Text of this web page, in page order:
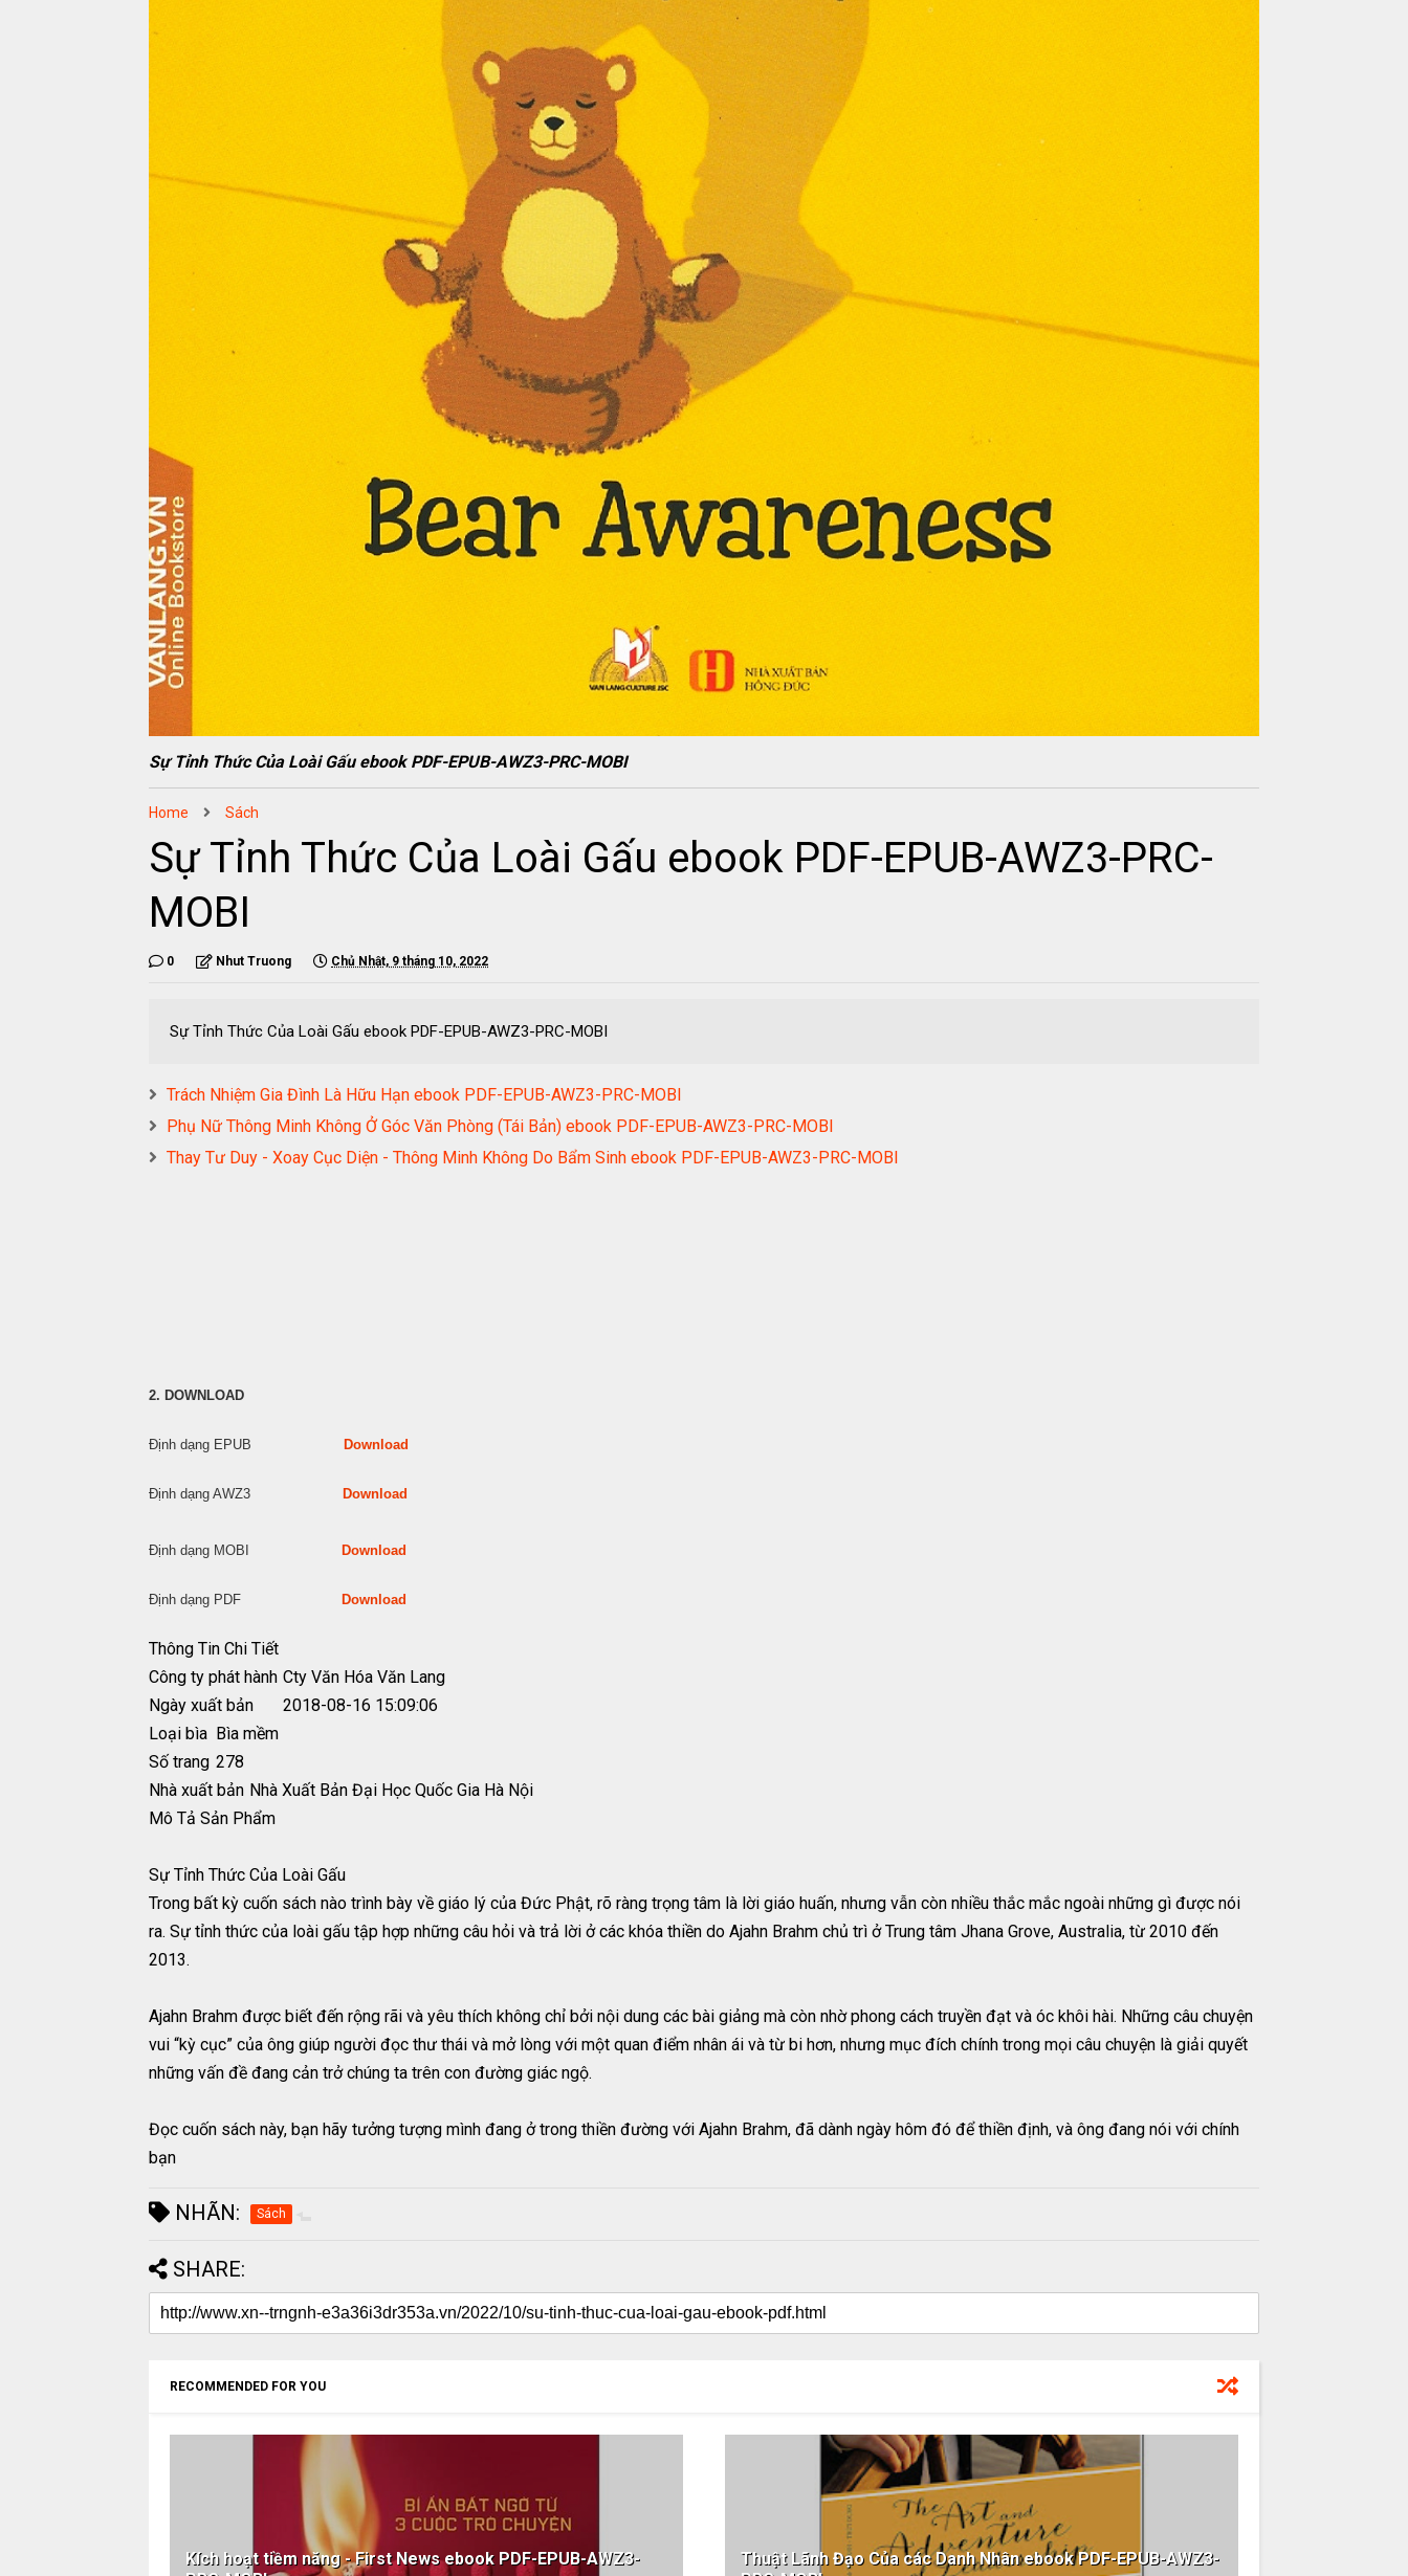
Sự Tỉnh Thức Của Loài Gấu ebook PDF-EPUB-AWZ3-PRC-MOBI
Home Sách
Sự Tỉnh Thức Của Loài Gấu ebook PDF-EPUB-AWZ3-PRC-
MOBI
0 Nhut Truong Chủ Nhật, 9 tháng 10, 2022
Sự Tỉnh Thức Của Loài Gấu ebook PDF-EPUB-AWZ3-PRC-MOBI
Trách Nhiệm Gia Đình Là Hữu Hạn ebook PDF-EPUB-AWZ3-PRC-MOBI
Phụ Nữ Thông Minh Không Ở Góc Văn Phòng (Tái Bản) ebook PDF-EPUB-AWZ3-PRC-MOBI
Thay Tư Duy - Xoay Cục Diện - Thông Minh Không Do Bẩm Sinh ebook PDF-EPUB-AWZ3-PRC-MOBI
2. DOWNLOAD
Định dạng EPUB Download
Định dạng AWZ3 Download
Định dạng MOBI Download
Định dạng PDF Download
Thông Tin Chi Tiết
Công ty phát hành Cty Văn Hóa Văn Lang
Ngày xuất bản
2018-08-16 15:09:06
Loại bìa Bìa mềm
Số trang 278
Nhà xuất bản Nhà Xuất Bản Đại Học Quốc Gia Hà Nội
Mô Tả Sản Phẩm
Sự Tỉnh Thức Của Loài Gấu
Trong bất kỳ cuốn sách nào trình bày về giáo lý của Đức Phật, rõ ràng trọng tâm là lời giáo huấn, nhưng vẫn còn nhiều thắc mắc ngoài những gì được nói
ra. Sự tỉnh thức của loài gấu tập hợp những câu hỏi và trả lời ở các khóa thiền do Ajahn Brahm chủ trì ở Trung tâm Jhana Grove, Australia, từ 2010 đến
2013.
Ajahn Brahm được biết đến rộng rãi và yêu thích không chỉ bởi nội dung các bài giảng mà còn nhờ phong cách truyền đạt và óc khôi hài. Những câu chuyện
vui “kỳ cục” của ông giúp người đọc thư thái và mở lòng với một quan điểm nhân ái và từ bi hơn, nhưng mục đích chính trong mọi câu chuyện là giải quyết
những vấn đề đang cản trở chúng ta trên con đường giác ngộ.
Đọc cuốn sách này, bạn hãy tưởng tượng mình đang ở trong thiền đường với Ajahn Brahm, đã dành ngày hôm đó để thiền định, và ông đang nói với chính
bạn
NHÃN: Sách
SHARE:
RECOMMENDED FOR YOU
Kích hoạt tiềm năng - First News ebook PDF-EPUB-AWZ3-
Thuật Lãnh Đạo Của các Danh Nhân ebook PDF-EPUB-AWZ3-